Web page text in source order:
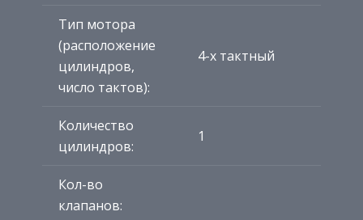
Тип мотора
(расположение
цилиндров,
число тактов):
4-х тактный
Количество
цилиндров:
1
Кол-во
клапанов: